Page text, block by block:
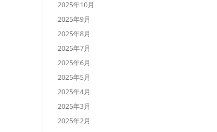
2025年10月
2025年9月
2025年8月
2025年7月
2025年6月
2025年5月
2025年4月
2025年3月
2025年2月